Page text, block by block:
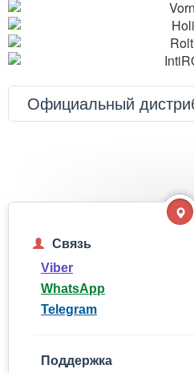
Официальный
Связь
Viber
WhatsApp
Telegram
Поддержка